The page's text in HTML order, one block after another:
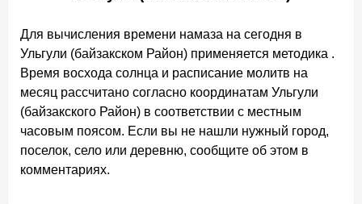
Для вычисления времени намаза на сегодня в
Ульгули (байзакском Район) применяется методика .
Время восхода солнца и расписание молитв на
месяц рассчитано согласно координатам Ульгули
(байзакского Район) в соответствии с местным
часовым поясом. Если вы не нашли нужный город,
поселок, село или деревню, сообщите об этом в
комментариях.